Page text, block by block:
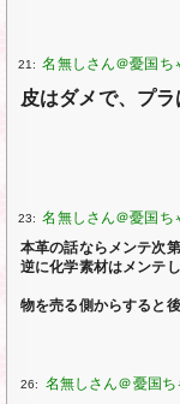
21:
皮はダメで、プラ
23:
本革の話ならメンテ次
逆に化学素材はメンテ
物を売る側からすると
26: